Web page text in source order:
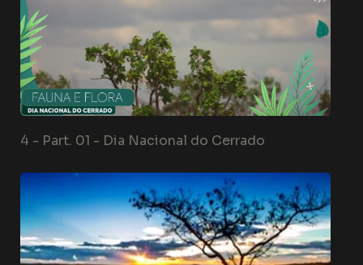
4 - Part. 01 - Dia Nacional do Cerrado